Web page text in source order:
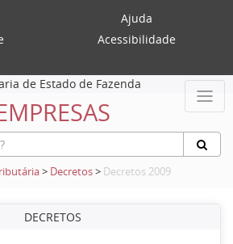
Ajuda
Acessibilidade
de Estado de Fazenda
> Decretos> Decretos 2009
DECRETOS